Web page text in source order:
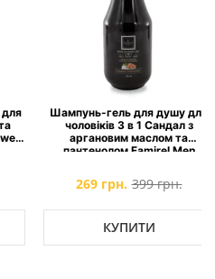
Шампунь-гель для душу для
чоловіків 3 в 1 Сандал з
аргановим маслом та
пантенолом Famirel Men
269 грн. 399 грн.
КУПИТИ